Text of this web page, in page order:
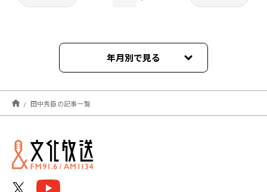
年月別で見る
2026年08月
2026年07月
2026年06月
田中秀臣の記事一覧